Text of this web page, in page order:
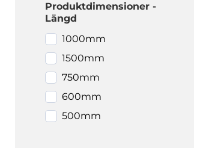
Produktdimensioner -
Längd
1000mm
1500mm
750mm
600mm
500mm